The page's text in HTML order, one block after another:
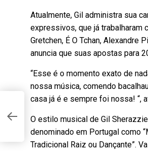
Atualmente, Gil administra sua
expressivos, que já trabalharam
Gretchen, É O Tchan,
anuncia que suas apostas para
“Esse é o momento exato de
nossa música, comendo
casa já é e sempre foi nossa! “,
O estilo musical de Gil
denominado em Portugal como
Tradicional Raiz ou Dançante”.